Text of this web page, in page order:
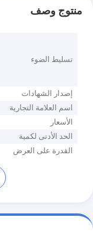
منتوج وصف
تسليط الضوء
إصدار الشهادات
اسم العلامة التجارية
الأسعار
الحد الأدنى لكمية
القدرة على العرض